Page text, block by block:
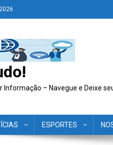
– Navegue e Deixe
ESPORTES